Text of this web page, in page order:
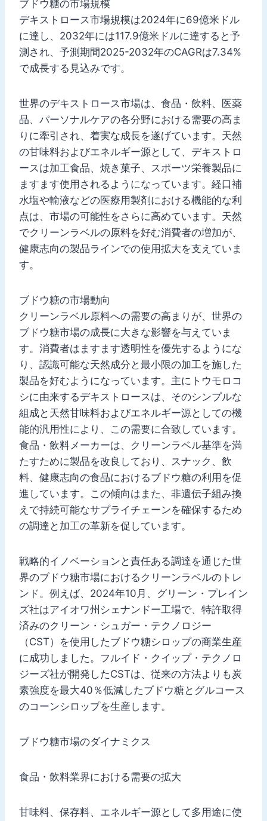
ブドウ糖の市場規模
デキストロース市場規模は2024年に69億米ドル
に達し、2032年には117.9億米ドルに達すると予
測され、予測期間2025-2032年のCAGRは7.34%
で成長する見込みです。
世界のデキストロース市場は、食品・飲料、医薬
品、パーソナルケアの各分野における需要の高ま
りに牽引され、着実な成長を遂げています。天然
の甘味料およびエネルギー源として、デキストロ
ースは加工食品、焼き菓子、スポーツ栄養製品に
ますます使用されるようになっています。経口補
水塩や輸液などの医療用製剤における機能的な利
点は、市場の可能性をさらに高めています。天然
でクリーンラベルの原料を好む消費者の増加が、
健康志向の製品ラインでの使用拡大を支えていま
す。
ブドウ糖の市場動向
クリーンラベル原料への需要の高まりが、世界の
ブドウ糖市場の成長に大きな影響を与えていま
す。消費者はますます透明性を優先するようにな
り、認識可能な天然成分と最小限の加工を施した
製品を好むようになっています。主にトウモロコ
シに由来するデキストロースは、そのシンプルな
組成と天然甘味料およびエネルギー源としての機
能的汎用性により、この需要に合致しています。
食品・飲料メーカーは、クリーンラベル基準を満
たすために製品を改良しており、スナック、飲
料、健康志向の食品におけるブドウ糖の利用を促
進しています。この傾向はまた、非遺伝子組み換
えで持続可能なサプライチェーンを確保するため
の調達と加工の革新を促しています。
戦略的イノベーションと責任ある調達を通じた世
界のブドウ糖市場におけるクリーンラベルのトレ
ンド。例えば、2024年10月、グリーン・プレイン
ズ社はアイオワ州シェナンドー工場で、特許取得
済みのクリーン・シュガー・テクノロジー
（CST）を使用したブドウ糖シロップの商業生産
に成功しました。フルイド・クイップ・テクノロ
ジーズ社が開発したCSTは、従来の方法よりも炭
素強度を最大40％低減したブドウ糖とグルコース
のコーンシロップを生産します。
ブドウ糖市場のダイナミクス
食品・飲料業界における需要の拡大
甘味料、保存料、エネルギー源として多用途に使